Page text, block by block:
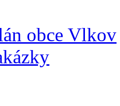
obce Vlkov